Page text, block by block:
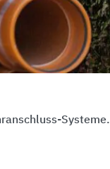
Systeme.